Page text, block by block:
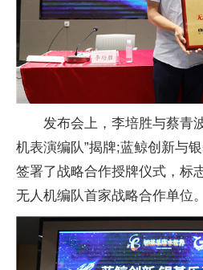
发布会上，李培胜与蔡青
机表演编队”揭牌;蓝鲸创新与
签署了战略合作授牌仪式，标
无人机编队首家战略合作单位。